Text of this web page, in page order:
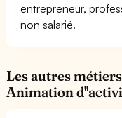
entrepreneur,
non salarié.
Les autres
Animation